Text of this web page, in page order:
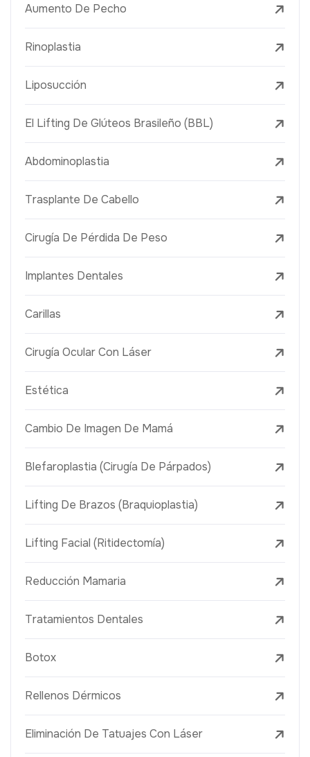
Aumento De Pecho
Rinoplastia
Liposucción
El Lifting De Glúteos Brasileño (BBL)
Abdominoplastia
Trasplante De Cabello
Cirugía De Pérdida De Peso
Implantes Dentales
Carillas
Cirugía Ocular Con Láser
Estética
Cambio De Imagen De Mamá
Blefaroplastia (Cirugía De Párpados)
Lifting De Brazos (Braquioplastia)
Lifting Facial (Ritidectomía)
Reducción Mamaria
Tratamientos Dentales
Botox
Rellenos Dérmicos
Eliminación De Tatuajes Con Láser